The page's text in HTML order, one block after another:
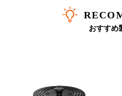
果により、最も効率的に対流が起きる設
よって、素材ひとつひとつに熱が均ーに
おすすめ